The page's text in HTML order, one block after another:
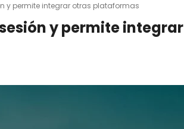
y permite integrar otras plataformas
y permite integrar